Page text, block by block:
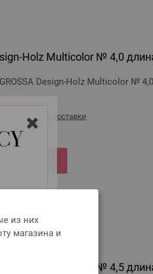
из них
магазина и
Holz Multicolor № 4,0
Design-Holz Multicolor №
стоимости доставки
Holz Multicolor № 4,5